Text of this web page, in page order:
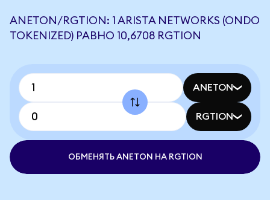
ANETON/RGTION: 1 ARISTA NETWORKS (ONDO
TOKENIZED) РАВНО 10,6708 RGTION
ANETON
RGTION
ОБМЕНЯТЬ ANETON НА RGTION